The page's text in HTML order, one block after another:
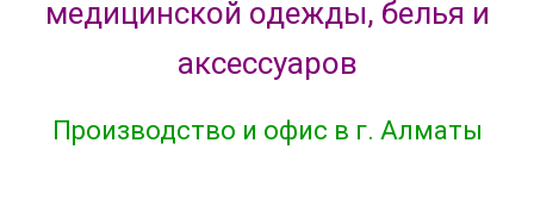
медицинской одежды, белья и
аксессуаров
Производство и офис в г. Алматы